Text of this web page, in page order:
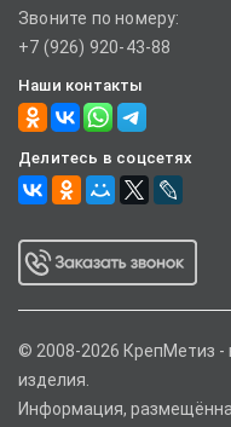
Звоните по номеру:
+7 (926) 920-43-88
Наши контакты
Делитесь в соцсетях
© 2008-2026 КрепМетиз -
изделия.
Информация,